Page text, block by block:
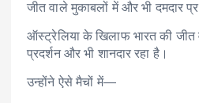
जीत वाले मुकाबलों में और भी दमदार
ऑस्ट्रेलिया के खिलाफ भारत की जीत
प्रदर्शन और भी शानदार रहा है।
उन्होंने ऐसे मैचों में—